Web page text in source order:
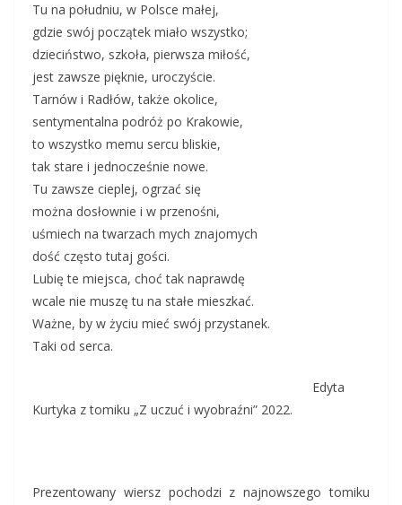
Tu na południu, w Polsce małej,
gdzie swój początek miało wszystko;
dzieciństwo, szkoła, pierwsza miłość,
jest zawsze pięknie, uroczyście.
Tarnów i Radłów, także okolice,
sentymentalna podróż po Krakowie,
to wszystko memu sercu bliskie,
tak stare i jednocześnie nowe.
Tu zawsze cieplej, ogrzać się
można dosłownie i w przenośni,
uśmiech na twarzach mych znajomych
dość często tutaj gości.
Lubię te miejsca, choć tak naprawdę
wcale nie muszę tu na stałe mieszkać.
Ważne, by w życiu mieć swój przystanek.
Taki od serca.
Edyta
Kurtyka z tomiku „Z uczuć i wyobraźni” 2022.
Prezentowany wiersz pochodzi z najnowszego tomiku